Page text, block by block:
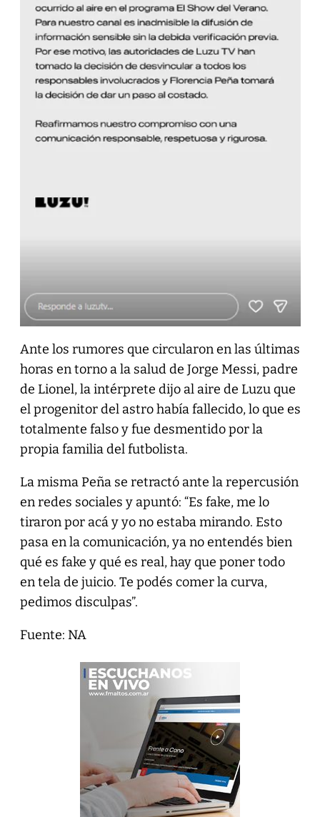
Ante los rumores que circularon en las últimas
horas en torno a la salud de Jorge Messi, padre
de Lionel, la intérprete dijo al aire de Luzu que
el progenitor del astro había fallecido, lo que es
totalmente falso y fue desmentido por la
propia familia del futbolista.
La misma Peña se retractó ante la repercusión
en redes sociales y apuntó: “Es fake, me lo
tiraron por acá y yo no estaba mirando. Esto
pasa en la comunicación, ya no entendés bien
qué es fake y qué es real, hay que poner todo
en tela de juicio. Te podés comer la curva,
pedimos disculpas”.
Fuente: NA